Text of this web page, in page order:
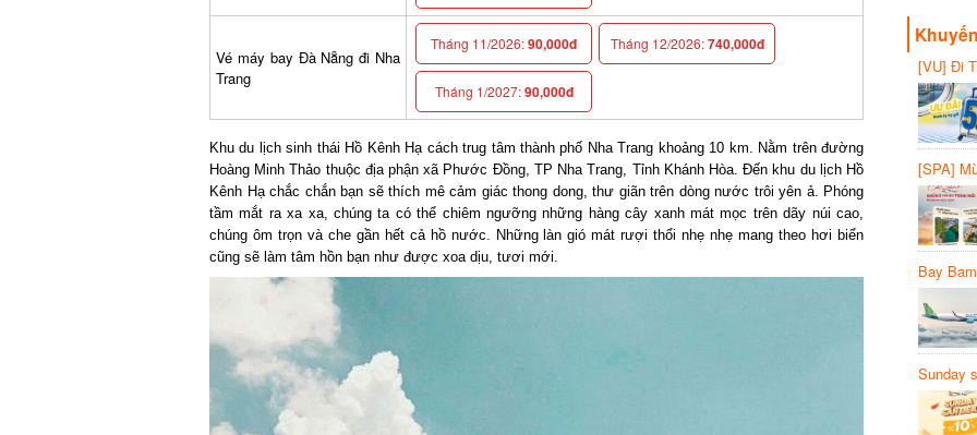
Vé máy bay Đà Nẵng đi Nha
Trang
Tháng 11/2026:90,000đ Tháng 12/2026:740,000đ
Tháng 1/2027:90,000đ
Khu du lịch sinh thái Hồ Kênh Hạ cách trug tâm thành phố Nha Trang khoảng 10 km. Nằm trên đường
Hoàng Minh Thảo thuộc địa phận xã Phước Đồng, TP Nha Trang, Tỉnh Khánh Hòa. Đến khu du lịch Hồ
Kênh Hạ chắc chắn bạn sẽ thích mê cảm giác thong dong, thư giãn trên dòng nước trôi yên ả. Phóng
tầm mắt ra xa xa, chúng ta có thể chiêm ngưỡng những hàng cây xanh mát mọc trên dãy núi cao,
chúng ôm trọn và che gần hết cả hồ nước. Những làn gió mát rượi thổi nhẹ nhẹ mang theo hơi biển
cũng sẽ làm tâm hồn bạn như được xoa dịu, tươi mới.
[VU] Đi
giảm
[SPA]
20%
Bay
Sunday